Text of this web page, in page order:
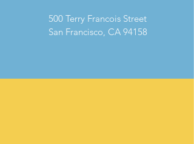
500 Terry Francois Street
San Francisco, CA 94158